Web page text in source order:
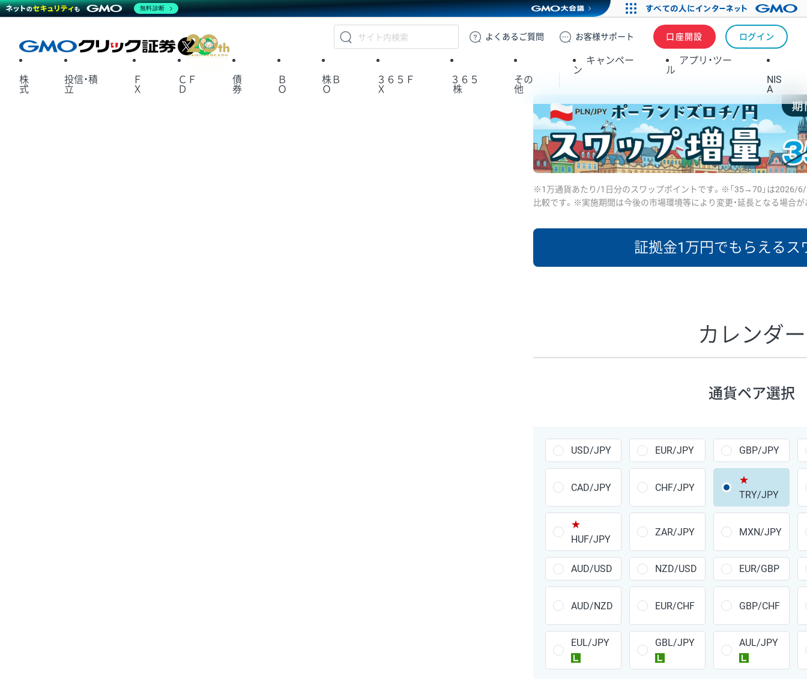
GMOクリック証券
よくある ご質問 お客様サポート 口座開設 ログイン
X
株
式
投信・積
立
Ｆ
Ｘ
ＣＦ
Ｄ
債
券
Ｂ
Ｏ
株Ｂ
Ｏ
３６５Ｆ
Ｘ
３６５
株
その
他
キャンペー
ン
アプリ・ツー
ル
NIS
A
※1万通貨あたり/1日分のスワップポイントです。※「35→70」は2026/6/
比較です。※実施期間は今後の市場環境等により変更・延長となる場合が
証拠金1万円でもらえるス
あたりの
ポイント
GBP/JPY 170円
AUD/JPY 106円
NZD/JPY 28円
CAD/JPY 38円
CHF/JPY 34円
PLN/JPY 35円
HUF/JPY 16円
カレンダー
通貨ペア選択
USD/JPY EUR/JPY GBP/JPY
CAD/JPY CHF/JPY
★
TRY/JPY
★
HUF/JPY
ZAR/JPY MXN/JPY
AUD/USD NZD/USD EUR/GBP
AUD/NZD EUR/CHF GBP/CHF
EUL/JPY
GBL/JPY
AUL/JPY
無料診断